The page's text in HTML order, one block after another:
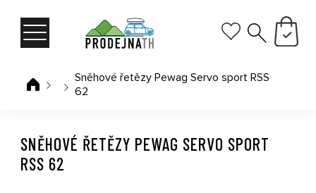
Sněhové řetězy Pewag Servo sport RSS
62
SNĚHOVÉ ŘETĚZY PEWAG SERVO SPORT
RSS 62